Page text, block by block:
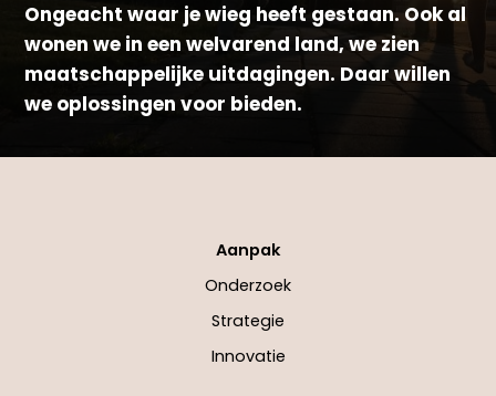
Ongeacht waar je wieg heeft gestaan. Ook al
wonen we in een welvarend land, we zien
maatschappelijke uitdagingen. Daar willen
we oplossingen voor bieden.
Aanpak
Onderzoek
Strategie
Innovatie